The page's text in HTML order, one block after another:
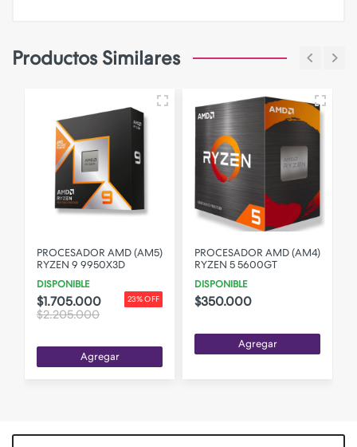
Productos Similares
PROCESADOR AMD (AM5)
RYZEN 9 9950X3D
DISPONIBLE
23% OFF
$1.705.000
$2.205.000
Agregar
PROCESADOR AMD (AM4)
RYZEN 5 5600GT
DISPONIBLE
$350.000
Agregar